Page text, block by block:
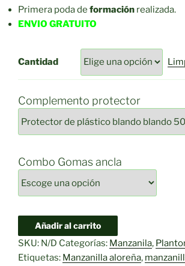
Primera poda de formación realizada.
ENVIO GRATUITO
Cantidad
Complemento protector
Combo Gomas ancla
Olivo
Aloreña
cantidad
Añadir al carrito
SKU: N/D Categorías: Manzanila,
Etiquetas: Manzanilla aloreña,